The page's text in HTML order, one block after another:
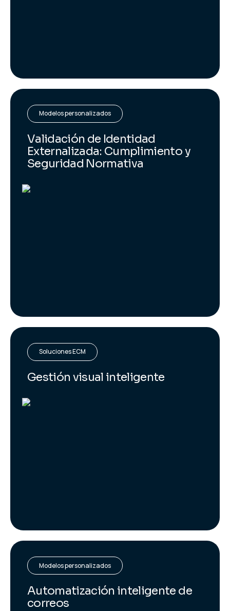
Modelos personalizados
Validación de Identidad
Externalizada: Cumplimiento y
Seguridad Normativa
Soluciones ECM
Gestión visual inteligente
Modelos personalizados
Automatización inteligente de
correos